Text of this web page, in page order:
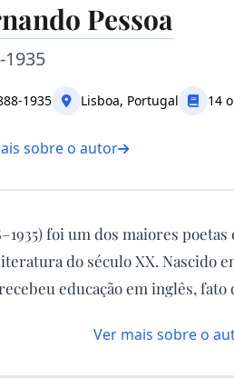
Pessoa
1935
1935 Lisboa, Portugal 14
sobre o autor
foi um dos maiores
do século XX. Nascido
educação em inglês, fato
Ver mais sobre o